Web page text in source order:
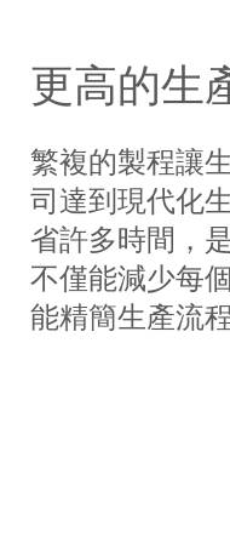
更高的生
繁複的製程讓
司達到現代化
省許多時間，
不僅能減少每
能精簡生產流程